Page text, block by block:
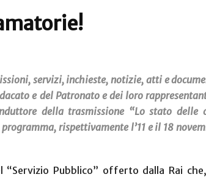
servizi, inchieste, notizie, atti e
e del Patronato e dei loro
della trasmissione “Lo stato delle
rispettivamente l’11 e il 18
Pubblico” offerto dalla Rai